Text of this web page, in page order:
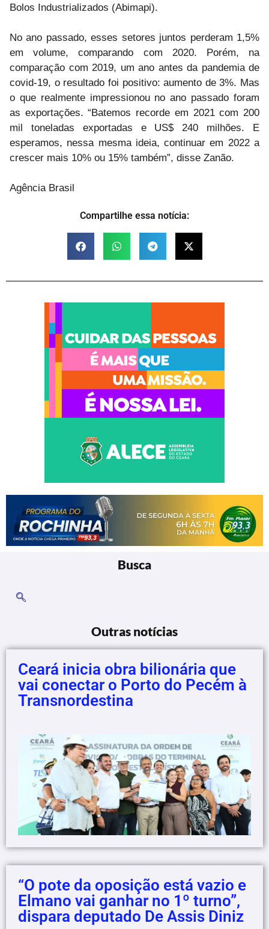
Bolos Industrializados (Abimapi).
No ano passado, esses setores juntos perderam 1,5%
em volume, comparando com 2020. Porém, na
comparação com 2019, um ano antes da pandemia de
covid-19, o resultado foi positivo: aumento de 3%. Mas
o que realmente impressionou no ano passado foram
as exportações. “Batemos recorde em 2021 com 200
mil toneladas exportadas e US$ 240 milhões. E
esperamos, nessa mesma ideia, continuar em 2022 a
crescer mais 10% ou 15% também”, disse Zanão.
Agência Brasil
Compartilhe essa notícia:
Busca
Outras notícias
Ceará inicia obra bilionária que
vai conectar o Porto do Pecém à
Transnordestina
“O pote da oposição está vazio e
Elmano vai ganhar no 1º turno”,
dispara deputado De Assis Diniz